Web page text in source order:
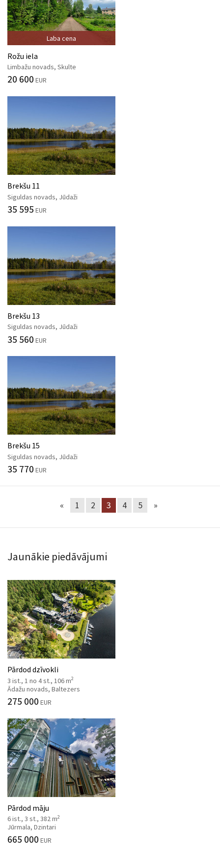
Laba cena
Rožu iela
Limbažu novads, Skulte
20 600 EUR
Brekšu 11
Siguldas novads, Jūdaži
35 595 EUR
Brekšu 13
Siguldas novads, Jūdaži
35 560 EUR
Brekšu 15
Siguldas novads, Jūdaži
35 770 EUR
« 1 2 3 4 5 »
Jaunākie piedāvājumi
Pārdod dzīvokli
3 ist., 1 no 4 st., 106 m2
Ādažu novads, Baltezers
275 000 EUR
Pārdod māju
6 ist., 3 st., 382 m2
Jūrmala, Dzintari
665 000 EUR